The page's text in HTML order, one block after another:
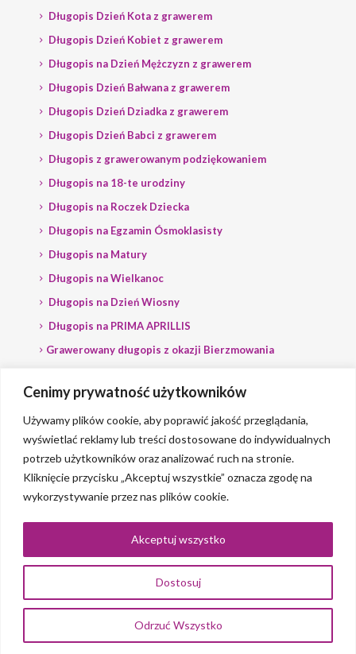
Cenimy prywatność użytkowników
Używamy plików cookie, aby poprawić jakość przeglądania,
wyświetlać reklamy lub treści dostosowane do indywidualnych
potrzeb użytkowników oraz analizować ruch na stronie.
Kliknięcie przycisku „Akceptuj wszystkie” oznacza zgodę na
wykorzystywanie przez nas plików cookie.
Dostosuj
Odrzuć Wszystko
Akceptuj wszystko
Długopis Dzień Kota z grawerem
Długopis Dzień Kobiet z grawerem
Długopis na Dzień Mężczyzn z grawerem
Długopis Dzień Bałwana z grawerem
Długopis Dzień Dziadka z grawerem
Długopis Dzień Babci z grawerem
Długopis z grawerowanym podziękowaniem
Długopis na 18-te urodziny
Długopis na Roczek Dziecka
Długopis na Egzamin Ósmoklasisty
Długopis na Matury
Długopis na Wielkanoc
Długopis na Dzień Wiosny
Długopis na PRIMA APRILLIS
Grawerowany długopis z okazji Bierzmowania
Grawerowany długopis dla Polityka
© 2023 Grawerlik |2QBS